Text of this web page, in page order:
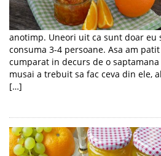
anotimp. Uneori uit ca sunt doar
consuma 3-4 persoane. Asa am
cumparat in decurs de o saptamana
musai a trebuit sa fac ceva din ele,
[…]